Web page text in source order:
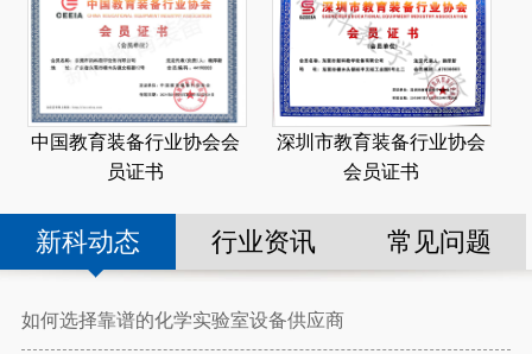
中国教育装备行业协会会
员证书
深圳市教育装备行业协会
会员证书
新科动态 行业资讯 常见问题
如何选择靠谱的化学实验室设备供应商